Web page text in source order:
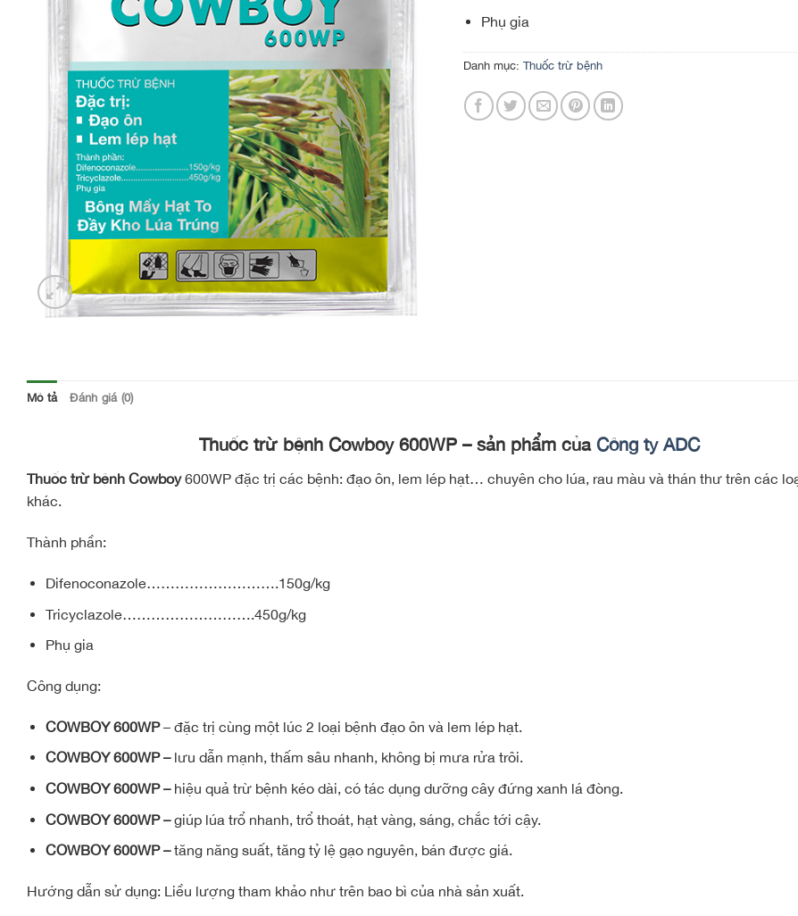
Phụ gia
Danh mục: Thuốc trừ bệnh
Mô tả Đánh giá (0)
Thuốc trừ bệnh Cowboy 600WP – sản phẩm của Công ty ADC
Thuốc trừ bệnh Cowboy600WP đặc trị các bệnh: đạo ôn, lem lép hạt… chuyên cho lúa, rau màu và thán thư trên các
khác.
Thành phần:
Difenoconazole……………………….150g/kg
Tricyclazole……………………….450g/kg
Phụ gia
Công dụng:
COWBOY 600WP– đặc trị cùng một lúc 2 loại bệnh đạo ôn và lem lép hạt.
COWBOY 600WP –lưu dẫn mạnh, thấm sâu nhanh, không bị mưa rửa trôi.
COWBOY 600WP –hiệu quả trừ bệnh kéo dài, có tác dụng dưỡng cây đứng xanh lá đòng.
COWBOY 600WP –giúp lúa trổ nhanh, trổ thoát, hạt vàng, sáng, chắc tới cậy.
COWBOY 600WP –tăng năng suất, tăng tỷ lệ gạo nguyên, bán được giá.
Hướng dẫn sử dụng: Liều lượng tham khảo như trên bao bì của nhà sản xuất.